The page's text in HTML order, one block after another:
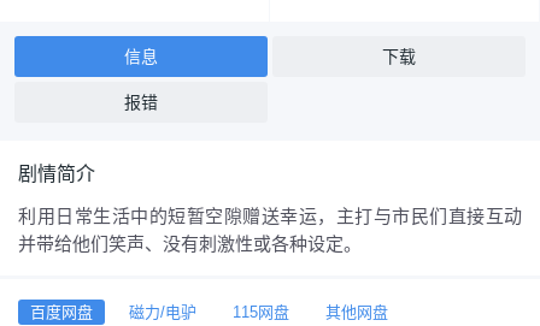
信息 下载
报错
剧情简介
利用日常生活中的短暂空隙赠送幸运，主打与市民们直接互动
并带给他们笑声、没有刺激性或各种设定。
百度网盘 磁力/电驴 115网盘 其他网盘